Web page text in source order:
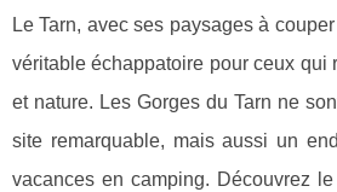
Le Tarn, avec ses paysages à
véritable échappatoire pour ceux qui
et nature. Les Gorges du Tarn ne
site remarquable, mais aussi un
vacances en camping. Découvrez